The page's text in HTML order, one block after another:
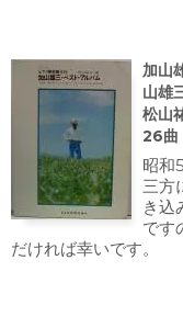
加山
山雄
松山
26曲
昭和
三方
き込
です
だければ幸いです。